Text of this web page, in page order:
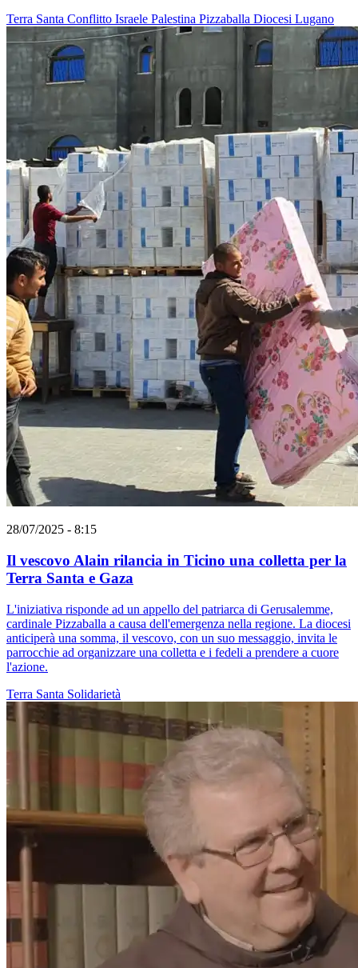
Terra Santa Conflitto Israele Palestina Pizzaballa Diocesi Lugano
28/07/2025 - 8:15
Il vescovo Alain rilancia in Ticino una colletta per la
Terra Santa e Gaza
L'iniziativa risponde ad un appello del patriarca di Gerusalemme,
cardinale Pizzaballa a causa dell'emergenza nella regione. La diocesi
anticiperà una somma, il vescovo, con un suo messaggio, invita le
parrocchie ad organizzare una colletta e i fedeli a prendere a cuore
l'azione.
Terra Santa Solidarietà